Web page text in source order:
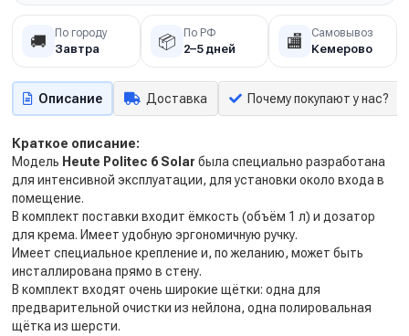
🚚 По городу
Завтра 📦 По РФ
2–5 дней 🏬 Самовывоз
Кемерово
Описание Доставка Почему покупают у нас?
Краткое описание:
Модель Heute Politec 6 Solar была специально разработана
для интенсивной эксплуатации, для установки около входа в
помещение.
В комплект поставки входит ёмкость (объём 1 л) и дозатор
для крема. Имеет удобную эргономичную ручку.
Имеет специальное крепление и, по желанию, может быть
инсталлирована прямо в стену.
В комплект входят очень широкие щётки: одна для
предварительной очистки из нейлона, одна полировальная
щётка из шерсти.